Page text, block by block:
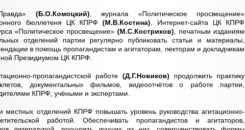
(Б.О.Комоцкий) , журнала «Политическое просвещение»
бюллетеня ЦК КПРФ(М.В.Костина) , Интернет-сайта ЦК КПРФ
«Политическое просвещение» (М.С.Костриков) , печатным изданиям
отделений партии регулярно публиковать статьи и материалы,
в помощь пропагандистам и агитаторам, лекторам и докладчикам
Президиумом ЦК КПРФ.
пропагандистской работе(Д.Г.Новиков) продолжить практику
документальных фильмов, видеоотчётов о работе партии,
КПРФ, учёными и экспертами.
местных отделений КПРФ повышать уровень руководства агитационно-
работой. Обеспечивать пропагандистов и агитаторов,